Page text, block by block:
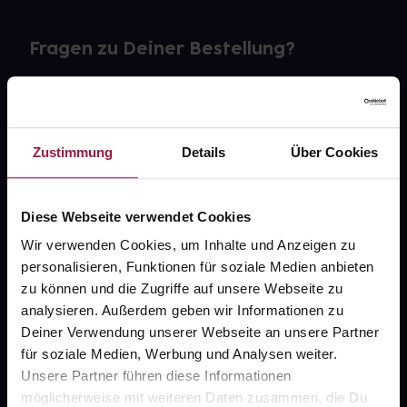
Zustimmung Details Über Cookies
Diese Webseite verwendet Cookies
Wir verwenden Cookies, um Inhalte und Anzeigen zu
personalisieren, Funktionen für soziale Medien anbieten
zu können und die Zugriffe auf unsere Webseite zu
analysieren. Außerdem geben wir Informationen zu
Deiner Verwendung unserer Webseite an unsere Partner
für soziale Medien, Werbung und Analysen weiter.
Unsere Partner führen diese Informationen
möglicherweise mit weiteren Daten zusammen, die Du
Fragen zu Deiner Bestellung?
gesund.de
Über uns
Karriere
Newsletter